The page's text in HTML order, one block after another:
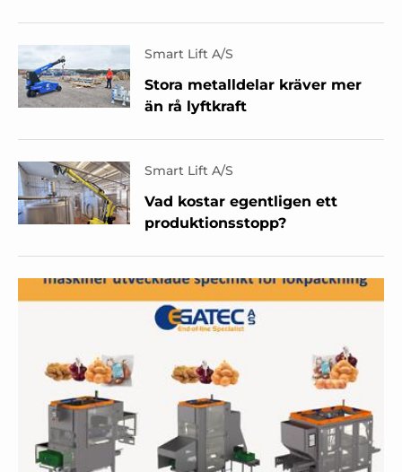
Smart Lift A/S
Stora metalldelar kräver mer
än rå lyftkraft
Smart Lift A/S
Vad kostar egentligen ett
produktionsstopp?